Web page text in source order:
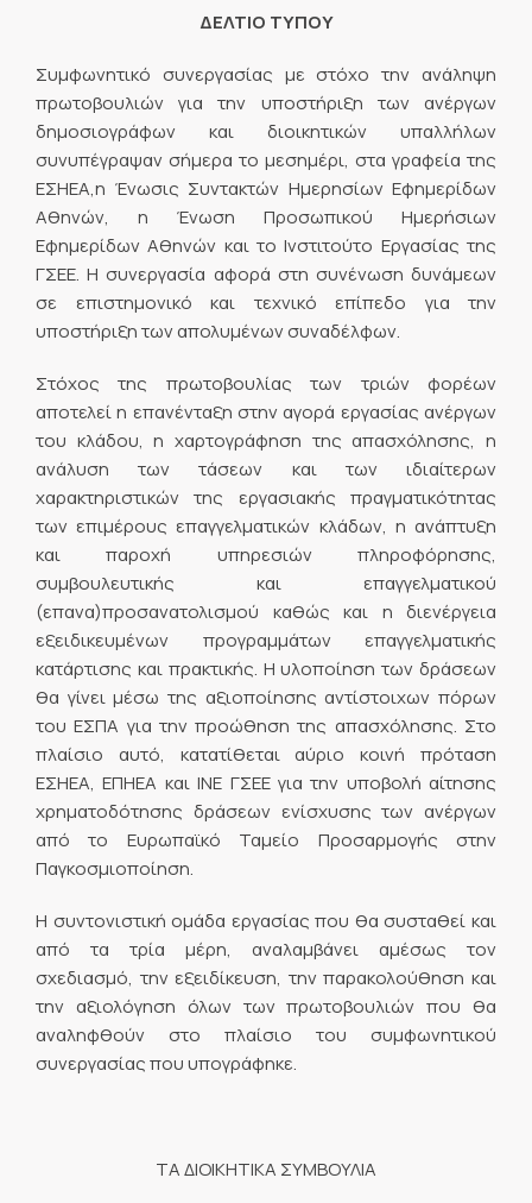
ΔΕΛΤΙΟ ΤΥΠΟΥ
Συμφωνητικό συνεργασίας με στόχο την ανάληψη
πρωτοβουλιών για την υποστήριξη των ανέργων
δημοσιογράφων και διοικητικών υπαλλήλων
συνυπέγραψαν σήμερα το μεσημέρι, στα γραφεία της
ΕΣΗΕΑ,η Ένωσις Συντακτών Ημερησίων Εφημερίδων
Αθηνών, η Ένωση Προσωπικού Ημερήσιων
Εφημερίδων Αθηνών και το Ινστιτούτο Εργασίας της
ΓΣΕΕ. Η συνεργασία αφορά στη συνένωση δυνάμεων
σε επιστημονικό και τεχνικό επίπεδο για την
υποστήριξη των απολυμένων συναδέλφων.
Στόχος της πρωτοβουλίας των τριών φορέων
αποτελεί η επανένταξη στην αγορά εργασίας ανέργων
του κλάδου, η χαρτογράφηση της απασχόλησης, η
ανάλυση των τάσεων και των ιδιαίτερων
χαρακτηριστικών της εργασιακής πραγματικότητας
των επιμέρους επαγγελματικών κλάδων, η ανάπτυξη
και παροχή υπηρεσιών πληροφόρησης,
συμβουλευτικής και επαγγελματικού
(επανα)προσανατολισμού καθώς και η διενέργεια
εξειδικευμένων προγραμμάτων επαγγελματικής
κατάρτισης και πρακτικής. Η υλοποίηση των δράσεων
θα γίνει μέσω της αξιοποίησης αντίστοιχων πόρων
του ΕΣΠΑ για την προώθηση της απασχόλησης. Στο
πλαίσιο αυτό, κατατίθεται αύριο κοινή πρόταση
ΕΣΗΕΑ, ΕΠΗΕΑ και ΙΝΕ ΓΣΕΕ για την υποβολή αίτησης
χρηματοδότησης δράσεων ενίσχυσης των ανέργων
από το Ευρωπαϊκό Ταμείο Προσαρμογής στην
Παγκοσμιοποίηση.
Η συντονιστική ομάδα εργασίας που θα συσταθεί και
από τα τρία μέρη, αναλαμβάνει αμέσως τον
σχεδιασμό, την εξειδίκευση, την παρακολούθηση και
την αξιολόγηση όλων των πρωτοβουλιών που θα
αναληφθούν στο πλαίσιο του συμφωνητικού
συνεργασίας που υπογράφηκε.
ΤΑ ΔΙΟΙΚΗΤΙΚΑ ΣΥΜΒΟΥΛΙΑ